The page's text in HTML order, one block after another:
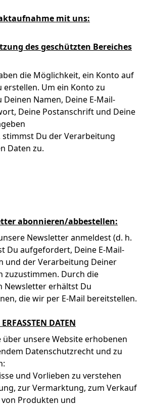
mit uns:
des geschützten Bereiches
die Möglichkeit, ein Konto auf
erstellen. Um ein Konto zu
Namen, Deine E-Mail-
Deine Postanschrift und Deine
Du der Verarbeitung
Daten zu.
abonnieren/abbestellen:
Newsletter anmeldest (d. h.
Du aufgefordert, Deine E-Mail-
und der Verarbeitung Deiner
zuzustimmen. Durch die
Newsletter erhältst Du
die wir per E-Mail bereitstellen.
DATEN
unsere Website erhobenen
Datenschutzrecht und zu
und Vorlieben zu verstehen
zur Vermarktung, zum Verkauf
Produkten und